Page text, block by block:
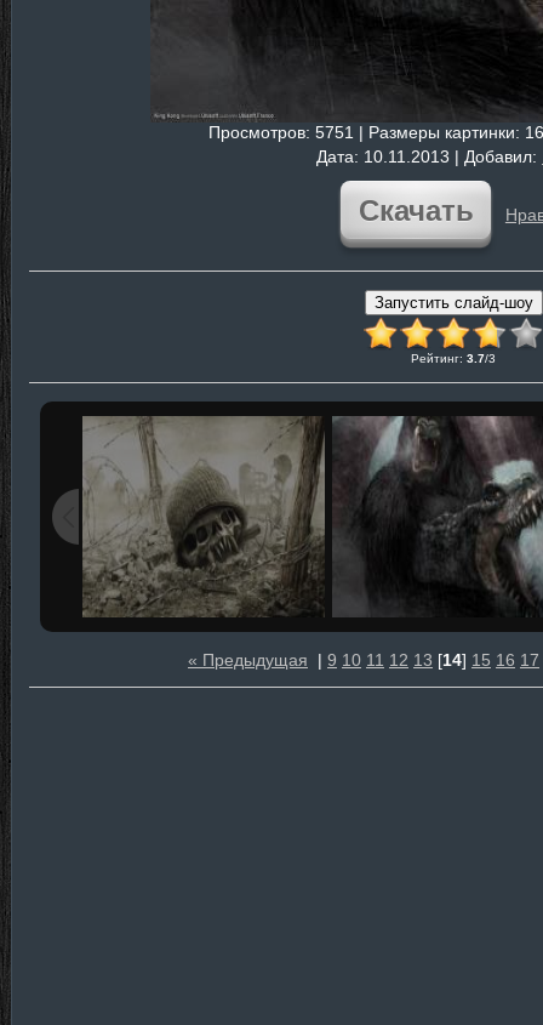
Просмотров: 5751 | Размеры картинки:
Дата: 10.11.2013 | Добавил:
Скачать
Рейтинг: 3.7/3
« Предыдущая | 9 10 11 12 13 [14] 15 16 17